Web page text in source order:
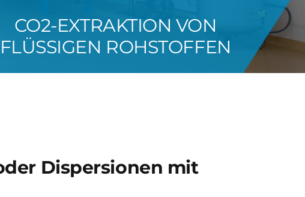
CO2-EXTRAKTION VON
FLÜSSIGEN ROHSTOFFEN
Dispersionen mit